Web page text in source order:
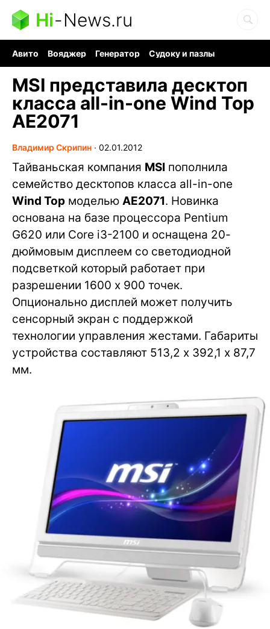
Hi-News.ru
Авито Вояджер Генератор
Судоку и пазлы
MSI представила десктоп
класса all-in-one Wind Top
AE2071
Владимир Скрипин ∙ 02.01.2012
Тайваньская компания MSI пополнила
семейство десктопов класса all-in-one
Wind Top моделью AE2071. Новинка
основана на базе процессора Pentium
G620 или Core i3-2100 и оснащена 20-
дюймовым дисплеем со светодиодной
подсветкой который работает при
разрешении 1600 x 900 точек.
Опционально дисплей может получить
сенсорный экран с поддержкой
технологии управления жестами. Габариты
устройства составляют 513,2 х 392,1 х 87,7
мм.